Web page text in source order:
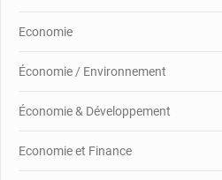
Economie
Économie / Environnement
Économie & Développement
Economie et Finance